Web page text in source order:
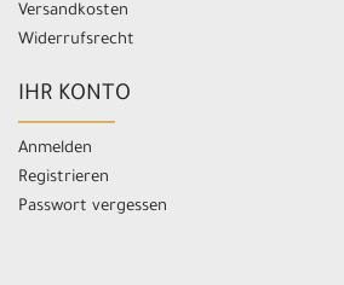
Versandkosten
Widerrufsrecht
IHR KONTO
Anmelden
Registrieren
Passwort vergessen